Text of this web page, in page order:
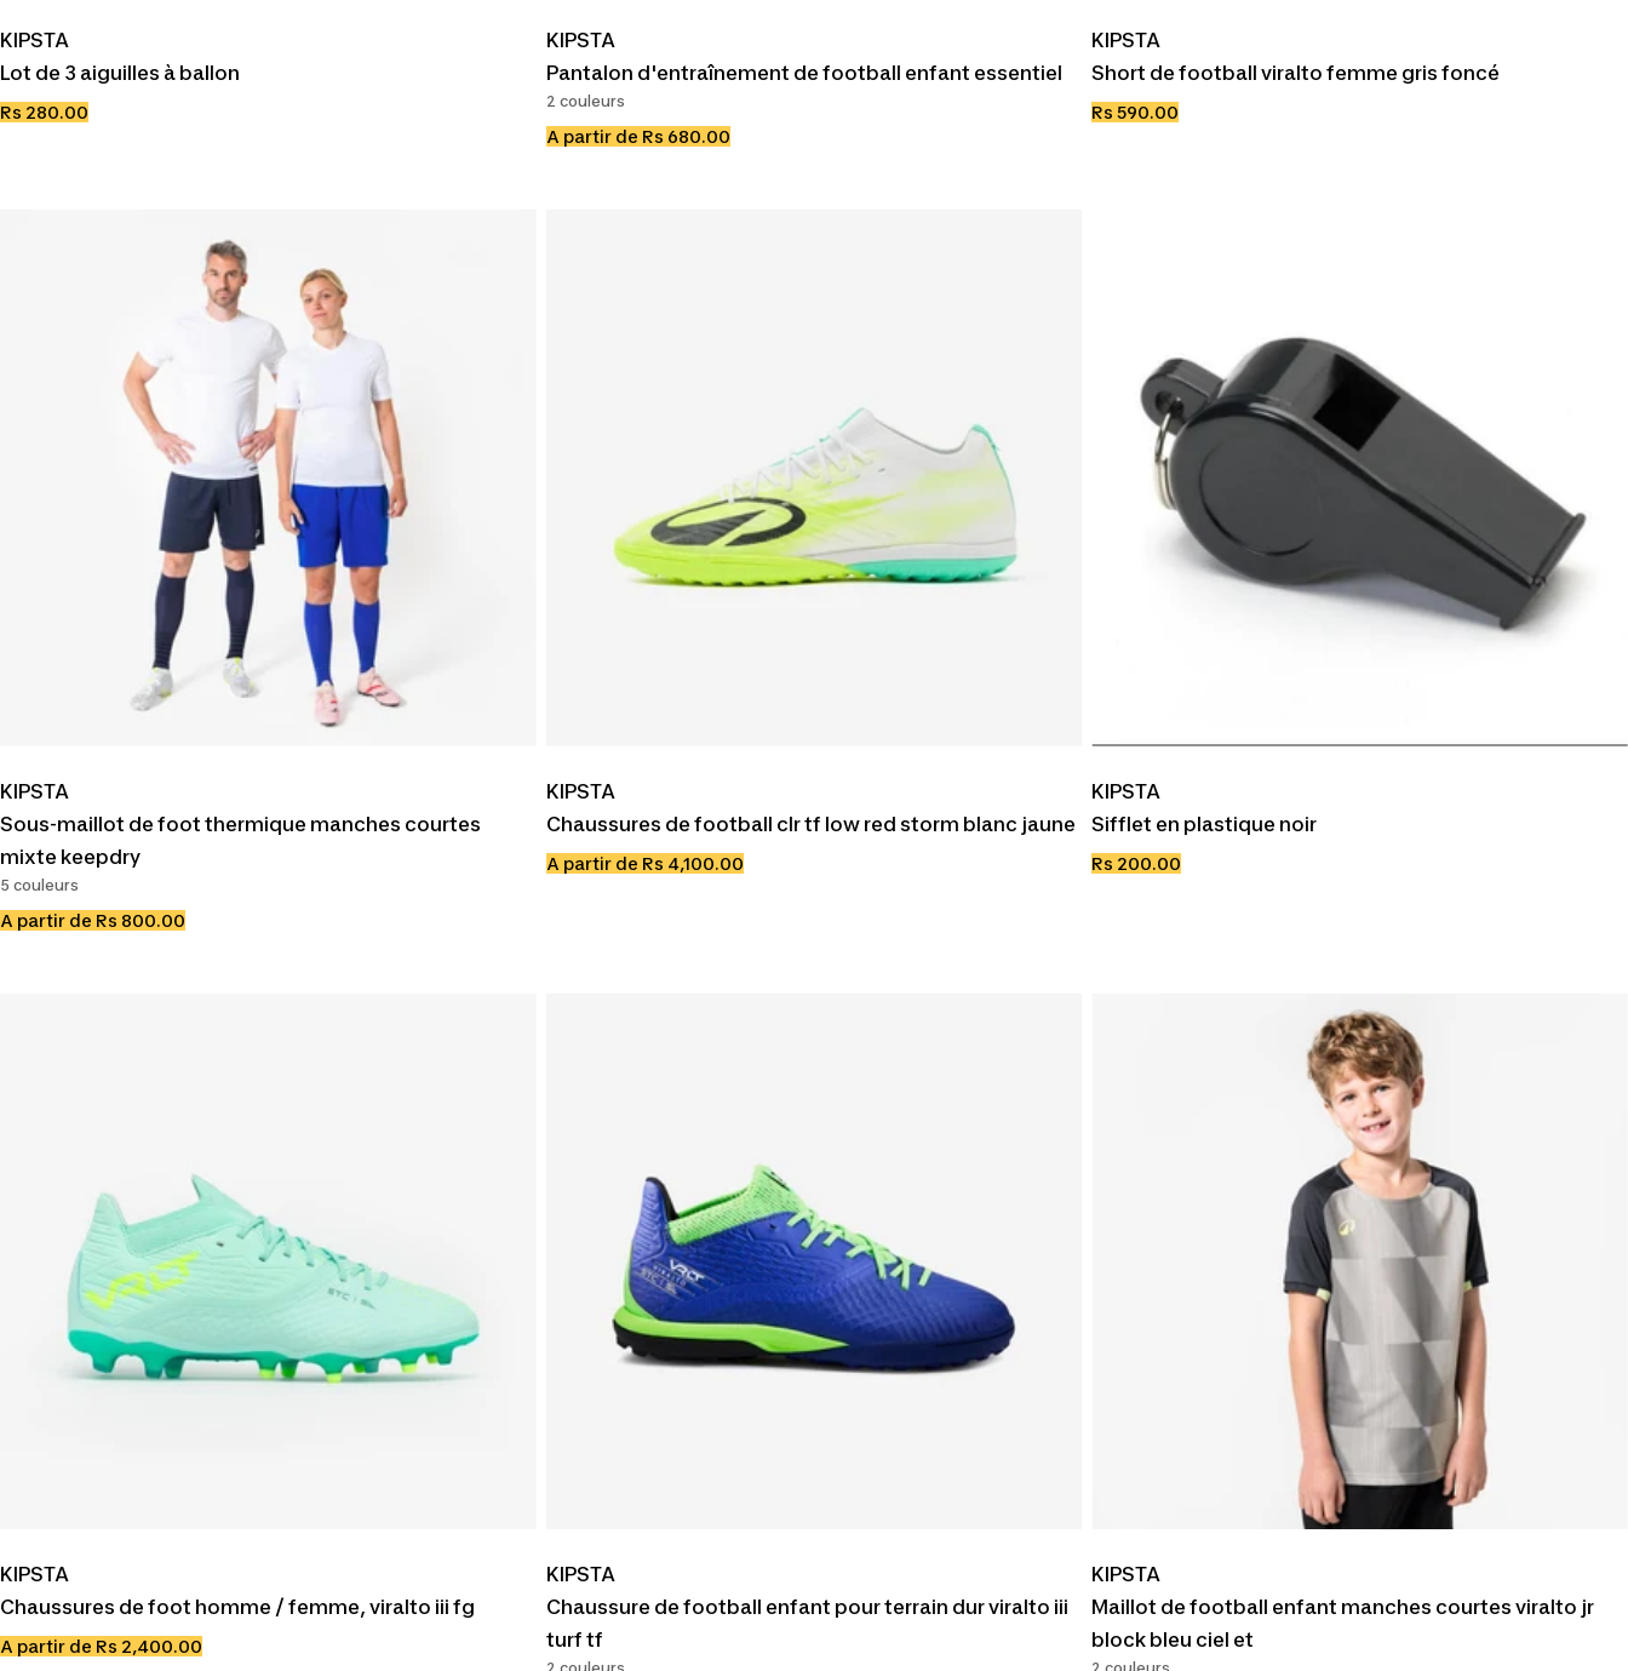
KIPSTA
Lot de 3 aiguilles à ballon
Prix
Rs 280.00
KIPSTA
Pantalon d'entraînement de football enfant essentiel
2 couleurs
Prix
A partir de Rs 680.00
KIPSTA
Short de football viralto femme gris foncé
Prix
Rs 590.00
KIPSTA
Sous-maillot de foot thermique manches courtes
mixte keepdry
5 couleurs
Prix
A partir de Rs 800.00
KIPSTA
Chaussures de football clr tf low red storm blanc jaune
Prix
A partir de Rs 4,100.00
KIPSTA
Sifflet en plastique noir
Prix
Rs 200.00
KIPSTA
Chaussures de foot homme / femme, viralto iii fg
Prix
A partir de Rs 2,400.00
KIPSTA
Chaussure de football enfant pour terrain dur viralto iii
turf tf
KIPSTA
Maillot de football enfant manches courtes viralto jr
block bleu ciel et